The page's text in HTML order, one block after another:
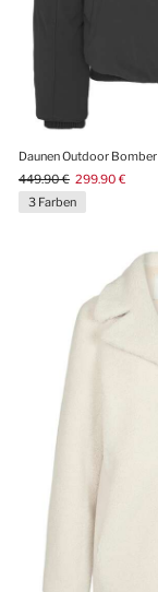
Daunen Outdoor Bomber
449.90 € 299.90 €
3 Farben